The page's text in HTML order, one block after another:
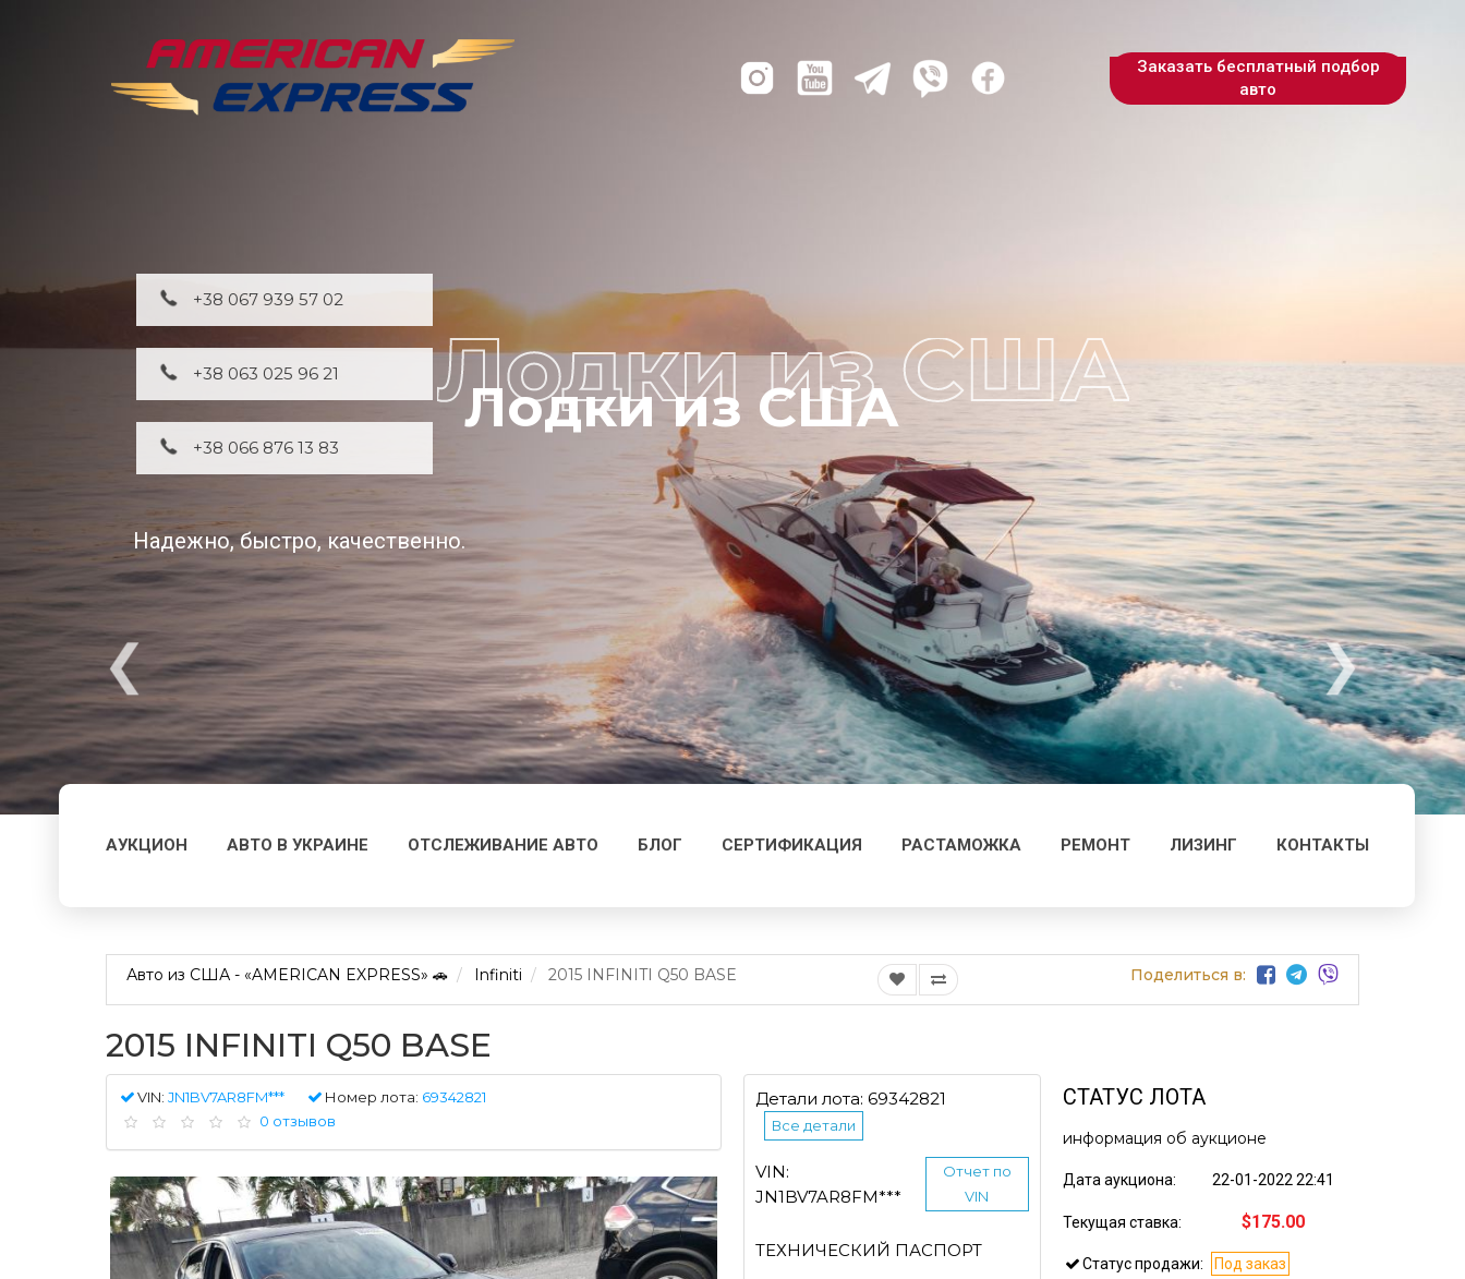
Лодки из США
+38 067 939 57 02
+38 063 025 96 21
+38 066 876 13 83
Надежно, быстро, качественно.
Заказать бесплатный подбор
авто
АУКЦИОН АВТО В УКРАИНЕ ОТСЛЕЖИВАНИЕ АВТО БЛОГ СЕРТИФИКАЦИЯ РАСТАМОЖКА РЕМОНТ ЛИЗИНГ КОНТАКТЫ
Авто из США - «AMERICAN EXPRESS» 🚗 Infiniti 2015 INFINITI Q50 BASE Поделиться в:
2015 INFINITI Q50 BASE
VIN: JN1BV7AR8FM*** Номер лота: 69342821
0 отзывов
Детали лота: 69342821
Все детали
VIN:
JN1BV7AR8FM***
Отчет по
VIN
ТЕХНИЧЕСКИЙ ПАСПОРТ
СТАТУС ЛОТА
информация об аукционе
Дата аукциона: 22-01-2022 22:41
Текущая ставка: $175.00
Статус продажи: Под заказ